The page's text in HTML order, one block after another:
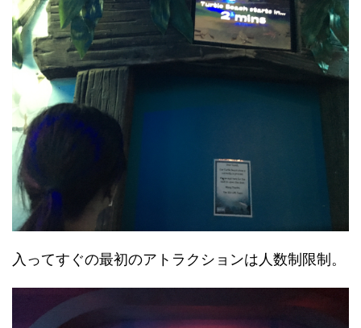
入ってすぐの最初のアトラクションは人数制限制。